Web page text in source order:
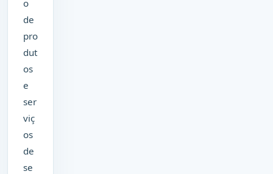
o
de
pro
dut
os
e
ser
viç
os
de
se